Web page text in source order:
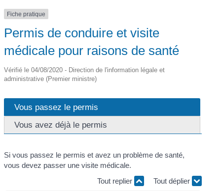
Fiche pratique
Permis de conduire et visite
médicale pour raisons de santé
Vérifié le 04/08/2020 - Direction de l'information légale et
administrative (Premier ministre)
Vous passez le permis
Vous avez déjà le permis
Si vous passez le permis et avez un problème de santé,
vous devez passer une visite médicale.
Tout replier
Tout déplier